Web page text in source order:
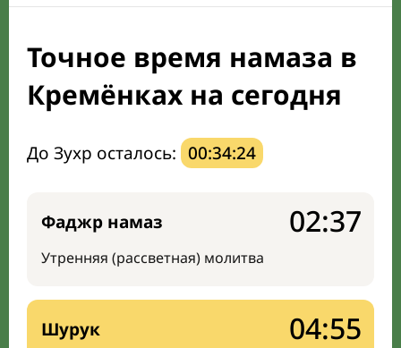
Календарь рамадана
Направление киблы
Точное время намаза в
Кремёнках на сегодня
До Зухр осталось: 00:34:23
Фаджр намаз
Утренняя (рассветная) молитва
02:37
Шурук 04:55